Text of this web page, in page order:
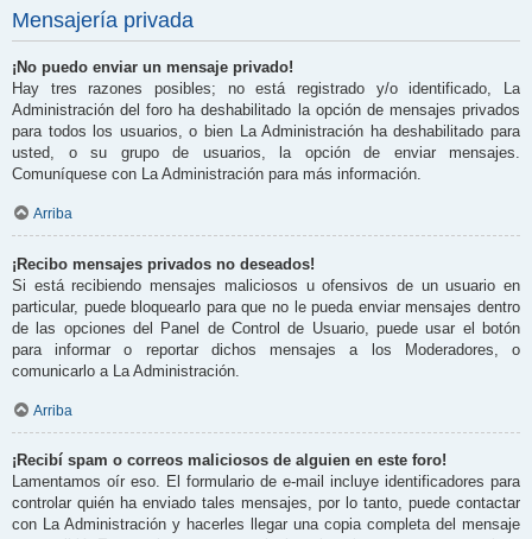
Mensajería privada
¡No puedo enviar un mensaje privado!
Hay tres razones posibles; no está registrado y/o identificado, La
Administración del foro ha deshabilitado la opción de mensajes privados
para todos los usuarios, o bien La Administración ha deshabilitado para
usted, o su grupo de usuarios, la opción de enviar mensajes.
Comuníquese con La Administración para más información.
Arriba
¡Recibo mensajes privados no deseados!
Si está recibiendo mensajes maliciosos u ofensivos de un usuario en
particular, puede bloquearlo para que no le pueda enviar mensajes dentro
de las opciones del Panel de Control de Usuario, puede usar el botón
para informar o reportar dichos mensajes a los Moderadores, o
comunicarlo a La Administración.
Arriba
¡Recibí spam o correos maliciosos de alguien en este foro!
Lamentamos oír eso. El formulario de e-mail incluye identificadores para
controlar quién ha enviado tales mensajes, por lo tanto, puede contactar
con La Administración y hacerles llegar una copia completa del mensaje